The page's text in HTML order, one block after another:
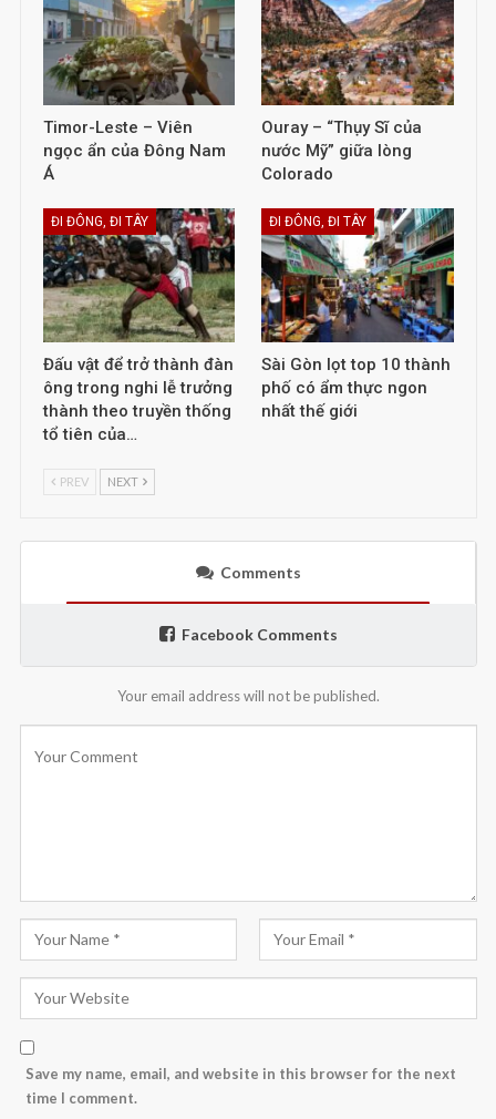
Timor-Leste – Viên
ngọc ẩn của Đông Nam
Á
Ouray – “Thụy Sĩ của
nước Mỹ” giữa lòng
Colorado
ĐI ĐÔNG, ĐI TÂY
Đấu vật để trở thành đàn
ông trong nghi lễ trưởng
thành theo truyền thống
tổ tiên của…
ĐI ĐÔNG, ĐI TÂY
Sài Gòn lọt top 10 thành
phố có ẩm thực ngon
nhất thế giới
PREV NEXT
Comments
Facebook Comments
Your email address will not be published.
Save my name, email, and website in this browser for the next
time I comment.